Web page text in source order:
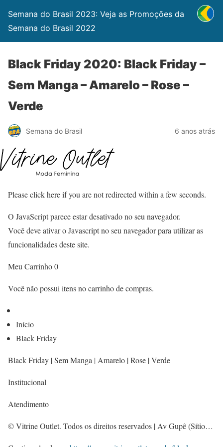
Semana do Brasil 2023: Veja as Promoções da
Semana do Brasil 2022
Black Friday 2020: Black Friday –
Sem Manga – Amarelo – Rose –
Verde
Semana do Brasil 6 anos atrás
Please click here if you are not redirected within a few seconds.
O JavaScript parece estar desativado no seu navegador.
Você deve ativar o Javascript no seu navegador para utilizar as
funcionalidades deste site.
Meu Carrinho 0
Você não possui itens no carrinho de compras.
Início
Black Friday
Black Friday | Sem Manga | Amarelo | Rose | Verde
Institucional
Atendimento
© Vitrine Outlet. Todos os direitos reservados | Av Gupê (Sítio…